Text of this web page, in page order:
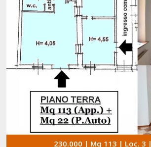
230.000 | Mq 113 | Loc. 3 |